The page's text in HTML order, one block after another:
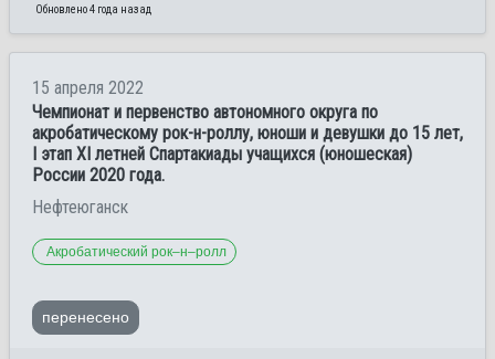
Обновлено 4 года назад
15 апреля 2022
Чемпионат и первенство автономного округа по
акробатическому рок-н-роллу, юноши и девушки до 15 лет,
I этап ХI летней Спартакиады учащихся (юношеская)
России 2020 года.
Нефтеюганск
Акробатический рок–н–ролл
перенесено